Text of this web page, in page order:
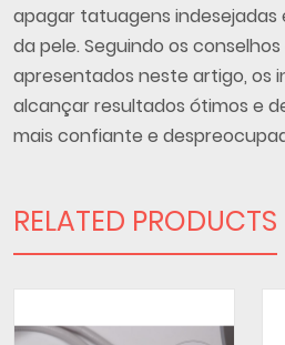
apagar tatuagens indesejadas
da pele. Seguindo os
apresentados neste artigo, os
alcançar resultados ótimos e
mais confiante e
RELATED PRODUCTS